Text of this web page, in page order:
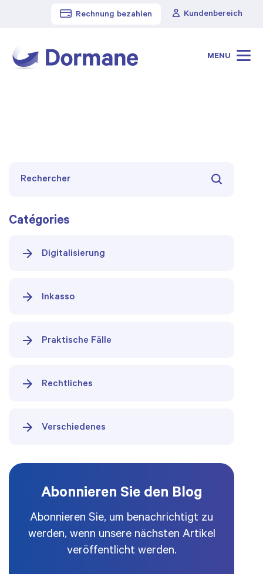
Rechnung bezahlen Kundenbereich
MENU
Cabinet Dormane > Blog > Gerichtsverfahren
Catégories
Digitalisierung
Inkasso
Praktische Fälle
Rechtliches
Verschiedenes
Abonnieren Sie den Blog
Abonnieren Sie, um benachrichtigt zu
werden, wenn unsere nächsten Artikel
veröffentlicht werden.